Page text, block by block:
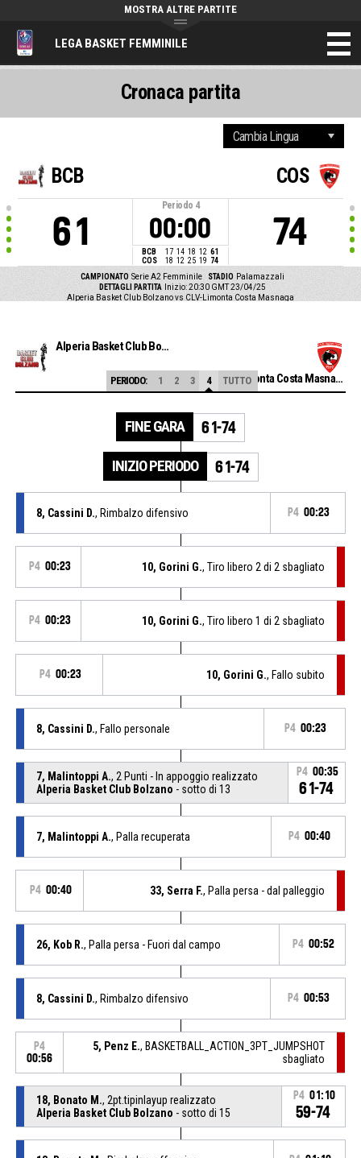
LEGA BASKET FEMMINILE
MOSTRA ALTRE PARTITE
BCB
61
Periodo 4
00:00
BCB 17 14 18 12 61
COS
18 12 25 19 74
COS
74
CAMPIONATO Serie A2 Femminile STADIO Palamazzali
DETTAGLI PARTITA
Inizio: 20:30 GMT 23/04/25
Alperia Basket Club Bolzano vs CLV-Limonta Costa Masnaga
Cronaca partita
Alperia Basket Club Bolzano
CLV-Limonta Costa Masnaga
PERIODO: 1 2 3 4 TUTTO
FINE GARA 61-74
INIZIO PERIODO 61-74
8, Cassini D., Rimbalzo difensivo P4 00:23
P4 00:23 10, Gorini G., Tiro libero 2 di 2 sbagliato
P4 00:23 10, Gorini G., Tiro libero 1 di 2 sbagliato
P4 00:23 10, Gorini G., Fallo subito
8, Cassini D., Fallo personale P4 00:23
7, Malintoppi A., 2 Punti - In appoggio realizzato
Alperia Basket Club Bolzano - sotto di 13
P4 00:35
61-74
7, Malintoppi A., Palla recuperata P4 00:40
P4 00:40 33, Serra F., Palla persa - dal palleggio
26, Kob R., Palla persa - Fuori dal campo P4 00:52
8, Cassini D., Rimbalzo difensivo P4 00:53
P4
00:56
5, Penz E., BASKETBALL_ACTION_3PT_JUMPSHOT
sbagliato
18, Bonato M., 2pt.tipinlayup realizzato
Alperia Basket Club Bolzano - sotto di 15
P4 01:10
59-74